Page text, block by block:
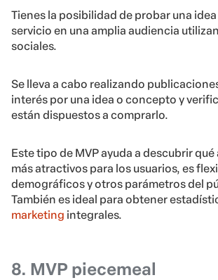
Tienes la posibilidad de probar una
servicio en una amplia audiencia
sociales.
Se lleva a cabo realizando
interés por una idea o concepto y
están dispuestos a comprarlo.
Este tipo de MVP ayuda a descubrir
más atractivos para los usuarios, es
demográficos y otros parámetros del
También es ideal para obtener
marketing integrales.
8. MVP piecemeal